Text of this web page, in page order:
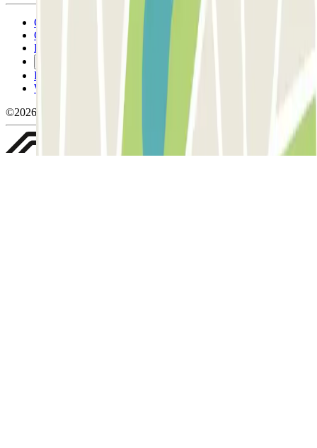
Conditions générales d'utilisation et contrat
Conditions d'annulation
Politique relative aux cookies
Politique de confidentialité
Whistleblowing
©2026 Parclick. Tous droits réservés